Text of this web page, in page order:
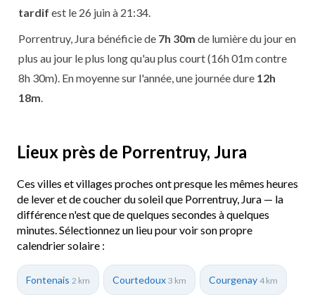
tardif est le 26 juin à 21:34.
Porrentruy, Jura bénéficie de 7h 30m de lumière du jour en
plus au jour le plus long qu'au plus court (16h 01m contre
8h 30m). En moyenne sur l'année, une journée dure 12h
18m
Lieux près de Porrentruy, Jura
Ces villes et villages proches ont presque les mêmes heures
de lever et de coucher du soleil que Porrentruy, Jura — la
différence n'est que de quelques secondes à quelques
minutes. Sélectionnez un lieu pour voir son propre
calendrier solaire :
Fontenais 2 km Courtedoux 3 km Courgenay 4 km